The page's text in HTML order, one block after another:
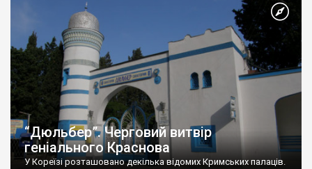
“Дюльбер”. Черговий витвір
геніального Краснова
У Кореїзі розташовано декілька відомих Кримських палаців.